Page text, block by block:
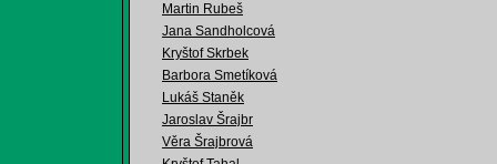
Martin Rubeš
Jana Sandholcová
Kryštof Skrbek
Barbora Smetíková
Lukáš Staněk
Jaroslav Šrajbr
Věra Šrajbrová